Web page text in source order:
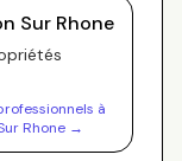
Sur Rhone
s
à
Rhone →